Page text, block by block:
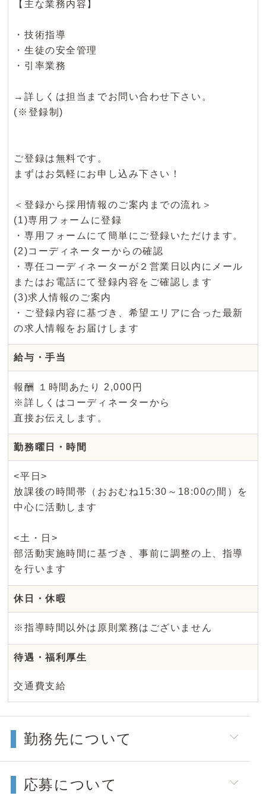
【主な業務内容】
・技術指導
・生徒の安全管理
・引率業務
→詳しくは担当までお問い合わせ下さい。
(※登録制)
ご登録は無料です。
まずはお気軽にお申し込み下さい！
＜登録から採用情報のご案内までの流れ＞
(1)専用フォームに登録
・専用フォームにて簡単にご登録いただけます。
(2)コーディネーターからの確認
・専任コーディネーターが２営業日以内にメール
またはお電話にて登録内容をご確認します
(3)求人情報のご案内
・ご登録内容に基づき、希望エリアに合った最新
の求人情報をお届けします
給与・手当
報酬 １時間あたり 2,000円
※詳しくはコーディネーターから
直接お伝えします。
勤務曜日・時間
<平日>
放課後の時間帯（おおむね15:30～18:00の間）を
中心に活動します
<土・日>
部活動実施時間に基づき、事前に調整の上、指導
を行います
休日・休暇
※指導時間以外は原則業務はございません
待遇・福利厚生
交通費支給
勤務先について
応募について